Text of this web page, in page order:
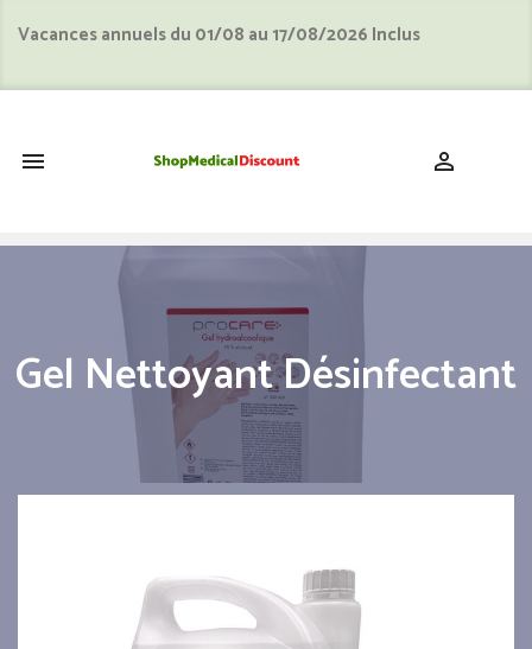
Vacances annuels du 01/08 au 17/08/2026 Inclus
 
Gel Nettoyant Désinfectant
Procare 5L